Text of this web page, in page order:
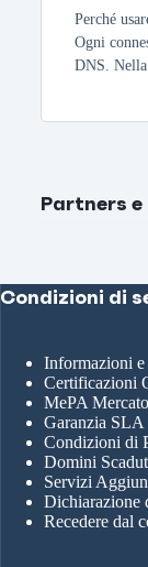
Perché
Ogni
DNS.
Partners e
Condizioni di
Informazioni
Certificazioni
MePA
Garanzia SLA
Condizioni di
Domini
Servizi
Dichiarazione
Recedere dal